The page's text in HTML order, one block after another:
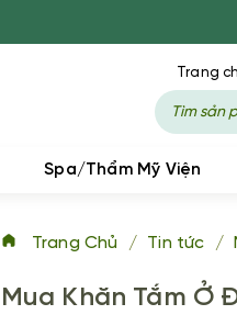
Trang
Spa/Thẩm Mỹ Viện
Trang Chủ / Tin tức /
Mua Khăn Tắm Ở